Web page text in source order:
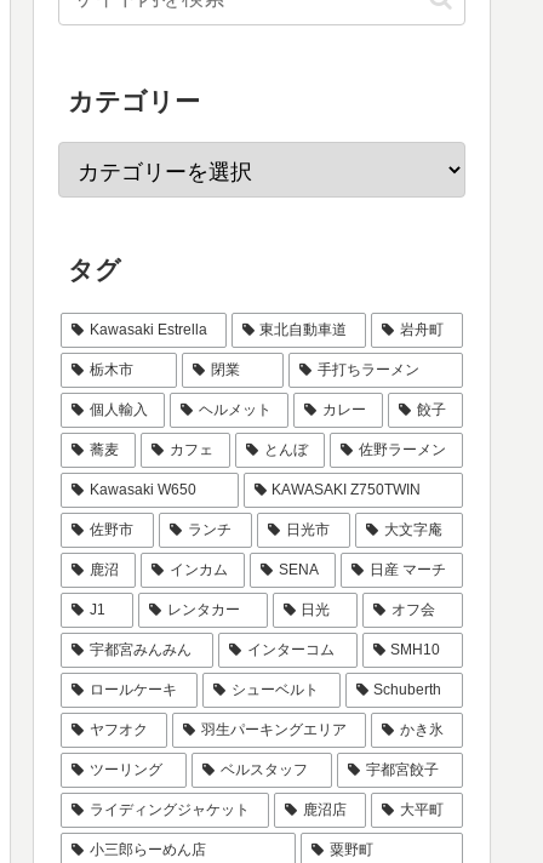
カテゴリー
タグ
Kawasaki Estrella 東北自動車道 岩舟町
栃木市 閉業 手打ちラーメン
個人輸入 ヘルメット カレー 餃子
蕎麦 カフェ とんぼ 佐野ラーメン
Kawasaki W650 KAWASAKI Z750TWIN
佐野市 ランチ 日光市 大文字庵
鹿沼 インカム SENA 日産 マーチ
J1 レンタカー 日光 オフ会
宇都宮みんみん インターコム SMH10
ロールケーキ シューベルト Schuberth
ヤフオク 羽生パーキングエリア かき氷
ツーリング ベルスタッフ 宇都宮餃子
ライディングジャケット 鹿沼店 大平町
小三郎らーめん店 粟野町